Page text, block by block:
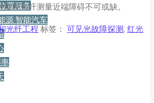
置服务
源·智能汽车
现光纤测量近端障碍不可或缺。
光纤工程 标签： 可见光故障探测 红光